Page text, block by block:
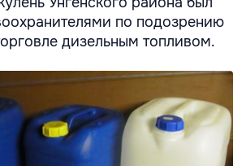
по подозрению
дизельным топливом.